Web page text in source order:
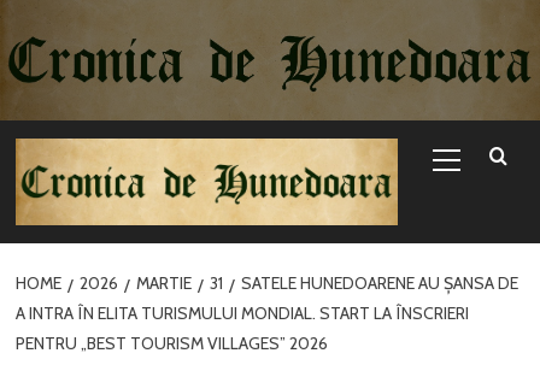
la
conținut
Menu
HOME 2026 MARTIE 31
SATELE HUNEDOARENE AU ȘANSA DE
A INTRA ÎN ELITA TURISMULUI MONDIAL. START LA ÎNSCRIERI
PENTRU „BEST TOURISM VILLAGES” 2026